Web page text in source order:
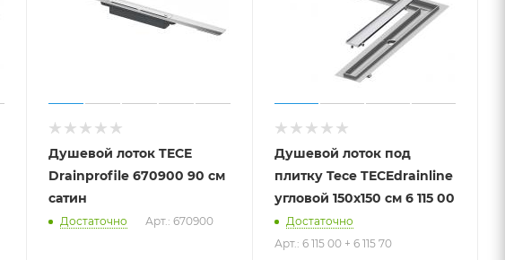
Душевой лоток TECE
Drainprofile 670900 90 см
сатин
Достаточно Арт.: 670900
Душевой лоток под
плитку Tece TECEdrainline
угловой 150х150 см 6 115 00
Достаточно
Арт.: 6 115 00 + 6 115 70